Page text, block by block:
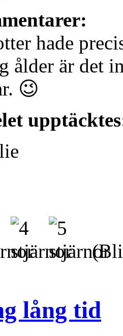
hade
ålder är det
😉
(Bli
lång tid